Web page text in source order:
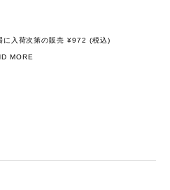
入荷次第の販売 ¥972 (税込)
MORE